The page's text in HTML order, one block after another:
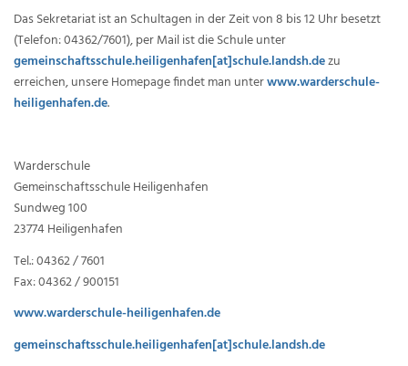
Das Sekretariat ist an Schultagen in der Zeit von 8 bis 12 Uhr besetzt
(Telefon: 04362/7601), per Mail ist die Schule unter
gemeinschaftsschule.heiligenhafen[at]schule.landsh.dezu
erreichen, unsere Homepage findet man unterwww.warderschule-
heiligenhafen.de.
Warderschule
Gemeinschaftsschule Heiligenhafen
Sundweg 100
23774 Heiligenhafen
Tel.: 04362 / 7601
Fax: 04362 / 900151
www.warderschule-heiligenhafen.de
gemeinschaftsschule.heiligenhafen[at]schule.landsh.de